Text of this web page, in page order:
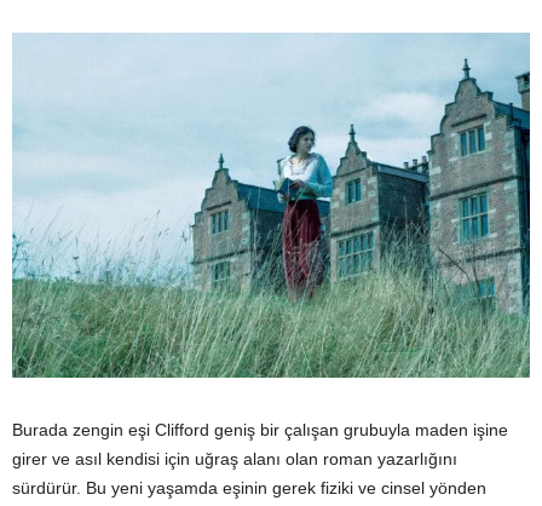
Burada zengin eşi Clifford geniş bir çalışan grubuyla maden işine
girer ve asıl kendisi için uğraş alanı olan roman yazarlığını
sürdürür. Bu yeni yaşamda eşinin gerek fiziki ve cinsel yönden